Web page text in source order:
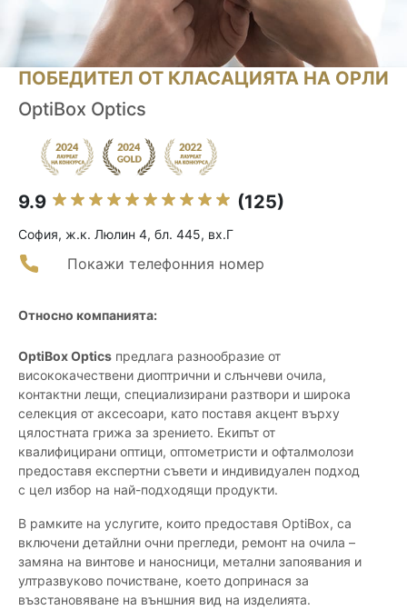
ПОБЕДИТЕЛ ОТ КЛАСАЦИЯТА НА ОРЛИ
OptiBox Optics
9.9 (125)
София, ж.к. Люлин 4, бл. 445, вх.Г
Покажи телефонния номер
Относно компанията:
OptiBox Optics предлага разнообразие от
висококачествени диоптрични и слънчеви очила,
контактни лещи, специализирани разтвори и широка
селекция от аксесоари, като поставя акцент върху
цялостната грижа за зрението. Екипът от
квалифицирани оптици, оптометристи и офталмолози
предоставя експертни съвети и индивидуален подход
с цел избор на най-подходящи продукти.
В рамките на услугите, които предоставя OptiBox, са
включени детайлни очни прегледи, ремонт на очила –
замяна на винтове и наносници, метални запоявания и
ултразвуково почистване, което допринася за
възстановяване на външния вид на изделията.